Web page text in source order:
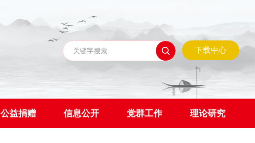
下载中心
公益捐赠 信息公开 党群工作 理论研究